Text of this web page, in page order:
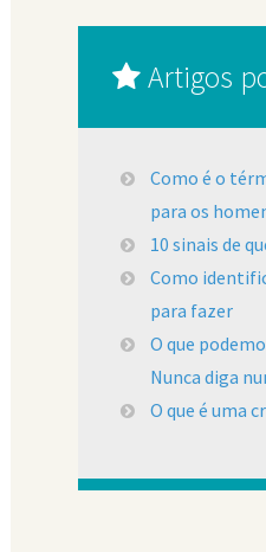
Artigos
Como é o
para os
10 sinais de
Como
para fazer
O que
Nunca diga
O que é uma